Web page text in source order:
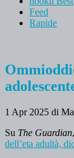
Feed
Rapide
1 Apr 2025 di
Su The Guardian,
dell’eta adultà,